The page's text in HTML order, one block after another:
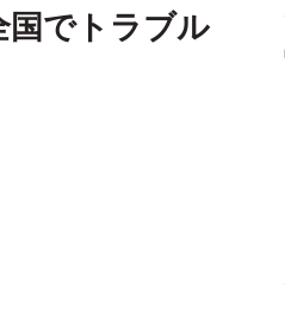
でトラブル